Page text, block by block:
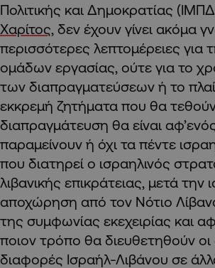
Πολιτικής και Δημοκρατίας
Χαρίτος , δεν έχουν γίνει ακόμα
περισσότερες λεπτομέρειες για
ομάδων εργασίας, ούτε για το
των διαπραγματεύσεων ή το
εκκρεμή ζητήματα που θα
διαπραγμάτευση θα είναι
παραμείνουν ή όχι τα πέντε
που διατηρεί ο ισραηλινός
λιβανικής επικράτειας, μετά την
αποχώρηση από τον Νότιο
της συμφωνίας εκεχειρίας και
ποιον τρόπο θα διευθετηθούν οι
διαφορές Ισραήλ-Λιβάνου σε